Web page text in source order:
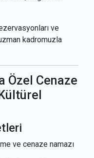
ve
kadromuzla
Özel Cenaze
ve cenaze namazı